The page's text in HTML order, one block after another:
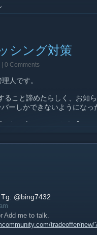
ョン取れそうな人には権限
シング対策
| 0 Comments
人です。
ること諦めたらしく、お知
ーしかできないようになっ
たい人はコメントを残し
なかなか気づきません)
@bing7432
Add me to talk.
tradeoffer/